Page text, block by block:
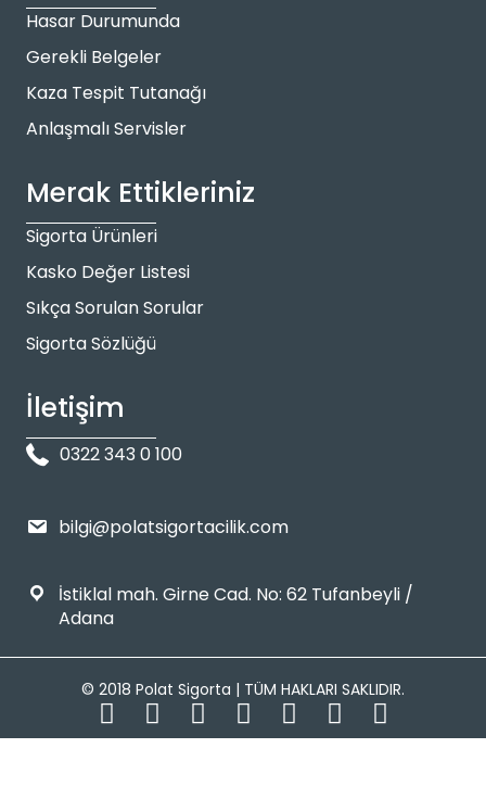
Hasar Durumunda
Gerekli Belgeler
Kaza Tespit Tutanağı
Anlaşmalı Servisler
Merak Ettikleriniz
Sigorta Ürünleri
Kasko Değer Listesi
Sıkça Sorulan Sorular
Sigorta Sözlüğü
İletişim
0322 343 0 100
bilgi@polatsigortacilik.com
İstiklal mah. Girne Cad. No: 62 Tufanbeyli /
Adana
© 2018 Polat Sigorta | TÜM HAKLARI SAKLIDIR.